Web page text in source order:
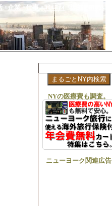
･企業･仕事･ｺﾐｭﾆﾃｨ
NYの医療費も調査。
ニューヨーク関連広告